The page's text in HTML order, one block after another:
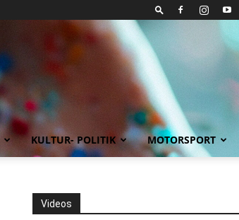
KULTUR- POLITIK MOTORSPORT
Videos